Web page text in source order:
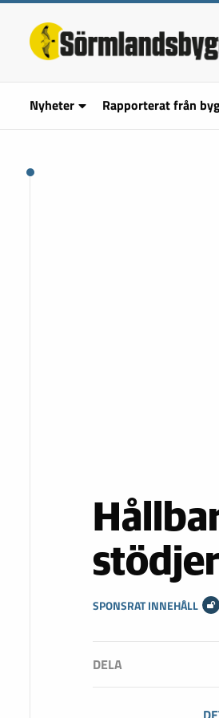
Nyheter Rapporterat från
SPONSRAT INNEHÅLL